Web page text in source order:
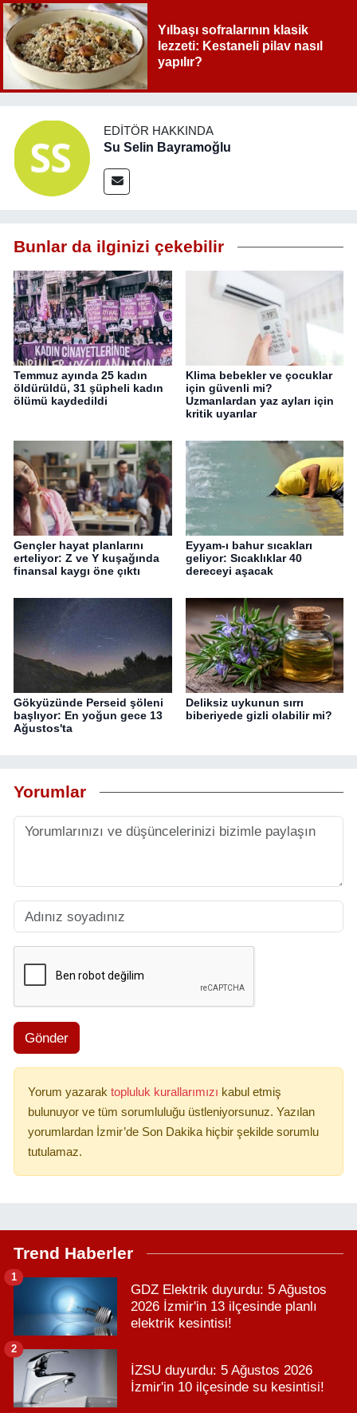
Yılbaşı sofralarının klasik
lezzeti: Kestaneli pilav nasıl
yapılır?
EDITÖR HAKKINDA
Su Selin Bayramoğlu
Bunlar da ilginizi çekebilir
Temmuz ayında 25 kadın
öldürüldü, 31 şüpheli kadın
ölümü kaydedildi
Klima bebekler ve çocuklar
için güvenli mi?
Uzmanlardan yaz ayları için
kritik uyarılar
Gençler hayat planlarını
erteliyor: Z ve Y kuşağında
finansal kaygı öne çıktı
Eyyam-ı bahur sıcakları
geliyor: Sıcaklıklar 40
dereceyi aşacak
Gökyüzünde Perseid şöleni
başlıyor: En yoğun gece 13
Ağustos'ta
Deliksiz uykunun sırrı
biberiyede gizli olabilir mi?
Yorumlar
Gönder
Yorum yazarak topluluk kurallarımızı kabul etmiş
bulunuyor ve tüm sorumluluğu üstleniyorsunuz. Yazılan
yorumlardan İzmir’de Son Dakika hiçbir şekilde sorumlu
tutulamaz.
Trend Haberler
GDZ Elektrik duyurdu: 5 Ağustos
2026 İzmir'in 13 ilçesinde planlı
elektrik kesintisi!
1
İZSU duyurdu: 5 Ağustos 2026
İzmir'in 10 ilçesinde su kesintisi!
2